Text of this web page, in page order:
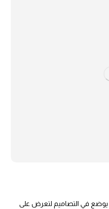
يوضع في التصاميم لتعرض على